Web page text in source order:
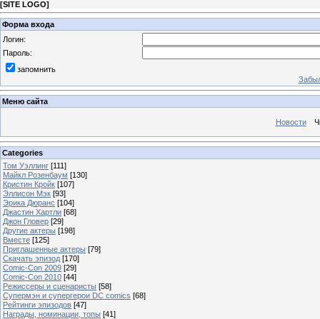
[SITE LOGO]
Форма входа
Логин:
Пароль:
запомнить
Меню сайта
Новости
Categories
Том Уэллинг [111]
Майкл Розенбаум [130]
Кристин Кройк [107]
Эллисон Мэк [93]
Эрика Дюранс [104]
Джастин Хартли [68]
Джон Гловер [29]
Другие актеры [198]
Вместе [125]
Приглашенные актеры [79]
Скачать эпизод [170]
Comic-Con 2009 [29]
Comic-Con 2010 [44]
Режиссеры и сценаристы [58]
Супермэн и супергерои DC comics [68]
Рейтинги эпизодов [47]
Награды, номинации, топы [41]